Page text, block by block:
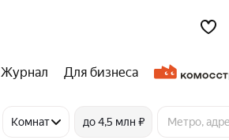
Журнал Для бизнеса
Комнат до 4,5 млн ₽